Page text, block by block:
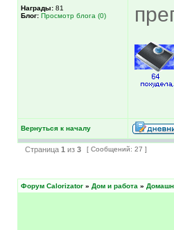
Награды: 81
Блог: Просмотр блога (0)
Вернуться к началу
Страница 1 из 3 [ Сообщений: 27 ]
Форум Calorizator » Дом и работа »